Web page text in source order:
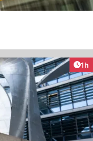
1h